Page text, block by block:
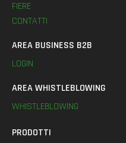
FIERE
CONTATTI
AREA BUSINESS B2B
LOGIN
AREA WHISTLEBLOWING
WHISTLEBLOWING
PRODOTTI